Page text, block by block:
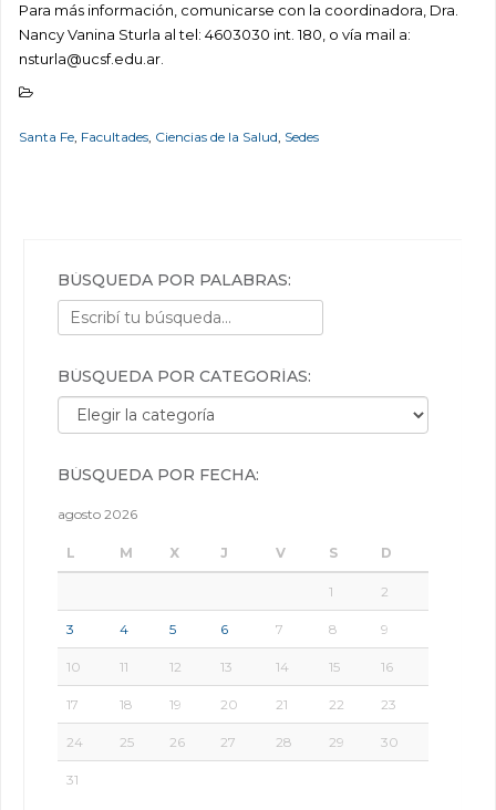
Para más información, comunicarse con la coordinadora, Dra.
Nancy Vanina Sturla al tel: 4603030 int. 180, o vía mail a:
nsturla@ucsf.edu.ar.
Santa Fe, Facultades, Ciencias de la Salud, Sedes
BÚSQUEDA POR PALABRAS:
BÚSQUEDA POR CATEGORÍAS:
Búsqueda por categorías:
BÚSQUEDA POR FECHA:
agosto 2026
L M X J V S D
1 2
3 4 5 6 7 8 9
10 11 12 13 14 15 16
17 18 19 20 21 22 23
24 25 26 27 28 29 30
31